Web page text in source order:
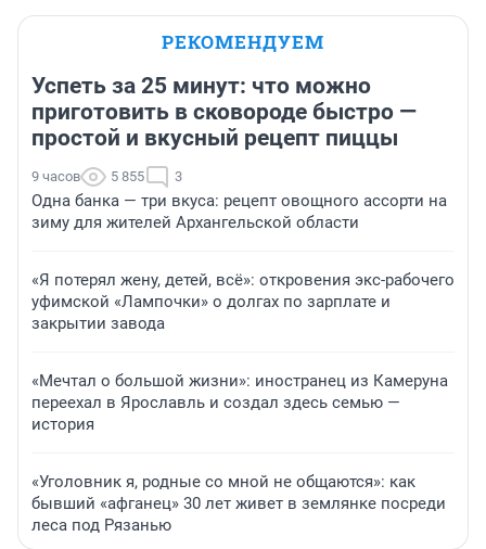
РЕКОМЕНДУЕМ
Успеть за 25 минут: что можно
приготовить в сковороде быстро —
простой и вкусный рецепт пиццы
9 часов 5 855 3
Одна банка — три вкуса: рецепт овощного ассорти на
зиму для жителей Архангельской области
«Я потерял жену, детей, всё»: откровения экс-рабочего
уфимской «Лампочки» о долгах по зарплате и
закрытии завода
«Мечтал о большой жизни»: иностранец из Камеруна
переехал в Ярославль и создал здесь семью —
история
«Уголовник я, родные со мной не общаются»: как
бывший «афганец» 30 лет живет в землянке посреди
леса под Рязанью